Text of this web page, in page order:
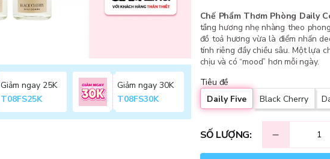
Giảm ngay 25K
T08FS25K
Giảm ngay 30K
T08FS30K
Chế Phẩm Thơm Phòng Daily
tầng hương nhẹ nhàng theo
đồ toả hương vừa là điểm nhấn
tính riêng đầy chiều sâu. Một lựa
chịu và có “mood” hơn mỗi ngày.
Tiêu đề
Daily Five
Black Cherry
SỐ LƯỢNG: